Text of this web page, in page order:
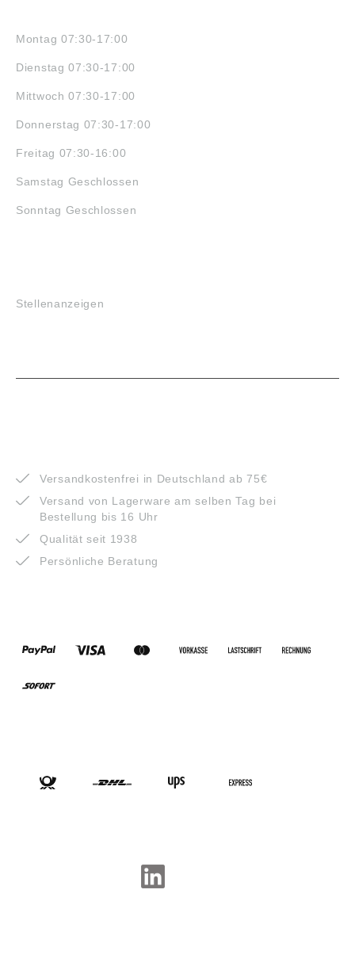
Montag 07:30-17:00
Dienstag 07:30-17:00
Mittwoch 07:30-17:00
Donnerstag 07:30-17:00
Freitag 07:30-16:00
Samstag Geschlossen
Sonntag Geschlossen
Stellenanzeigen
Versandkostenfrei in Deutschland ab 75€
Versand von Lagerware am selben Tag bei
Bestellung bis 16 Uhr
Qualität seit 1938
Persönliche Beratung